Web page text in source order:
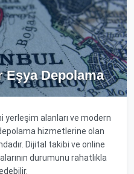
Eşya Depolama
yerleşim alanları ve modern
hizmetlerine olan
Dijital takibi ve online
durumunu rahatlıkla